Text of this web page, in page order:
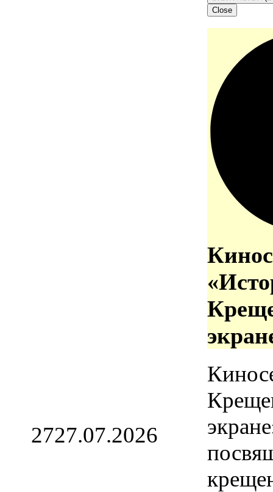
2727.07.2026
Close